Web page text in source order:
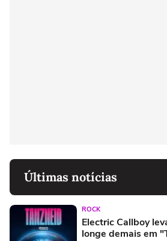
Últimas notícias
ROCK
Electric Callboy
longe demais em